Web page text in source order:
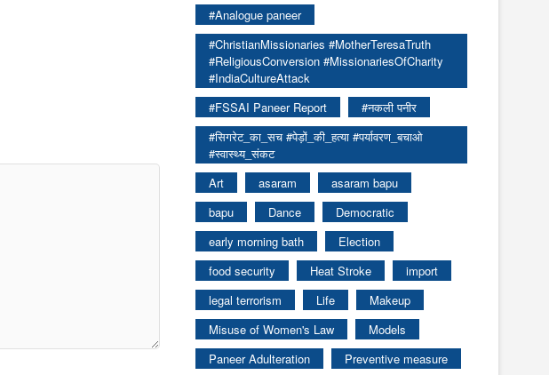
#Analogue paneer
#ChristianMissionaries #MotherTeresaTruth
#ReligiousConversion #MissionariesOfCharity
#IndiaCultureAttack
#FSSAI Paneer Report
#नकली पनीर
#सिगरेट_का_सच #पेड़ों_की_हत्या #पर्यावरण_बचाओ
#स्वास्थ्य_संकट
Art
asaram
asaram bapu
bapu
Dance
Democratic
early morning bath
Election
food security
Heat Stroke
import
legal terrorism
Life
Makeup
Misuse of Women's Law
Models
Paneer Adulteration
Preventive measure